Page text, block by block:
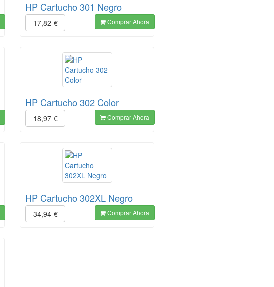
HP Cartucho 301 Negro
17,82 € Comprar Ahora
HP Cartucho 302 Color
18,97 € Comprar Ahora
HP Cartucho 302XL Negro
34,94 € Comprar Ahora